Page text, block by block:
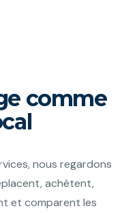
comme
nous regardons
achètent,
et comparent les